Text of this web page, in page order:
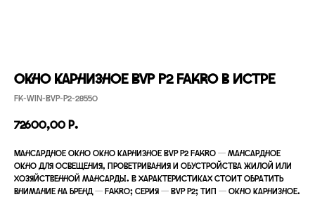
Окно карнизное BVP P2 FAKRO в Истре
FK-WIN-BVP-P2-28550
72600,00 р.
Мансардное окно Окно карнизное BVP P2 FAKRO — мансардное
окно для освещения, проветривания и обустройства жилой или
хозяйственной мансарды. В характеристиках стоит обратить
внимание на бренд — FAKRO; серия — BVP P2; тип — Окно карнизное.